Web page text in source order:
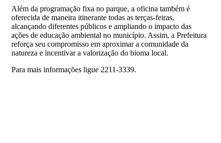
Além da programação fixa no parque, a oficina também é
oferecida de maneira itinerante todas as terças-feiras,
alcançando diferentes públicos e ampliando o impacto das
ações de educação ambiental no município. Assim, a Prefeitura
reforça seu compromisso em aproximar a comunidade da
natureza e incentivar a valorização do bioma local.
Para mais informações ligue 2211-3339.